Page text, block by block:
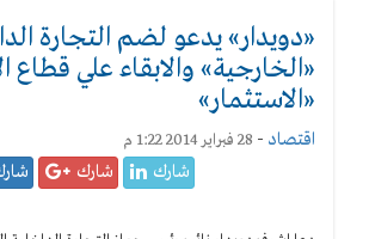
«دويدار» يدعو لضم التجارة
«الخارجية» والابقاء علي قطاع
«الاستثمار»
اقتصاد - 28 فبراير 2014 1:22 م
شارك شارك